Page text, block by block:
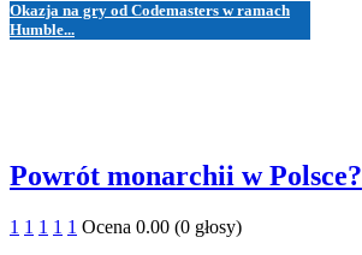
Okazja na gry od Codemasters w ramach
Humble...
Powrót monarchii w Polsce?
1 1 1 1 1 Ocena 0.00 (0 głosy)